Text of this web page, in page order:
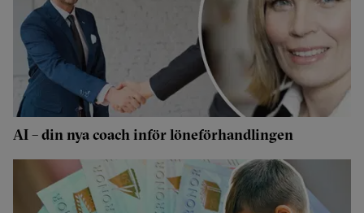
AI – din nya coach inför löneförhandlingen